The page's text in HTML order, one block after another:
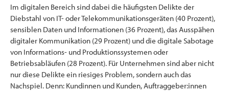
Im digitalen Bereich sind dabei die häufigsten Delikte der
Diebstahl von IT- oder Telekommunikationsgeräten (40 Prozent),
sensiblen Daten und Informationen (36 Prozent), das Ausspähen
digitaler Kommunikation (29 Prozent) und die digitale Sabotage
von Informations- und Produktionssystemen oder
Betriebsabläufen (28 Prozent). Für Unternehmen sind aber nicht
nur diese Delikte ein riesiges Problem, sondern auch das
Nachspiel. Denn: Kundinnen und Kunden, Auftraggeber:innen